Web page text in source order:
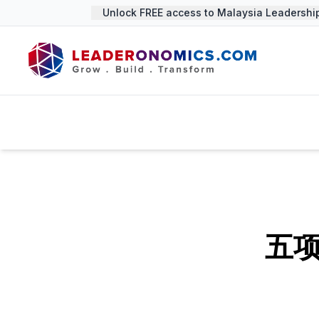
Unlock FREE access to Malaysia Leadership
五